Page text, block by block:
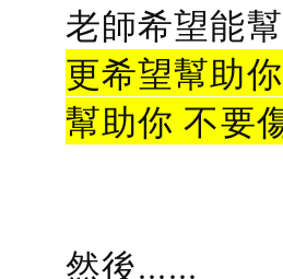
老師希望能
更希望幫助
幫助你 不要
然後......